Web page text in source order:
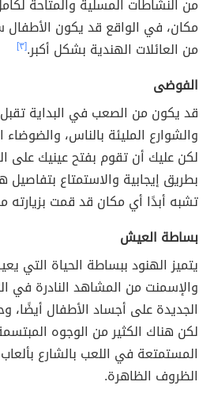
من النشاطات المسلية والمتاحة
مكان، في الواقع قد يكون الأطفال
من العائلات الهندية بشكل أكبر.[٣]
الفوضى
قد يكون من الصعب في البداية تقبل
والشوارع المليئة بالناس،
لكن عليك أن تقوم بفتح عينيك على
بطريق إيجابية والاستمتاع بتفاصيل
تشبه أبدًا أي مكان قد قمت بزيارته
بساطة العيش
يتميز الهنود ببساطة الحياة التي
والإسمنت من المشاهد النادرة في
الجديدة على أجساد الأطفال أيضًا،
لكن هناك الكثير من الوجوه
المستمتعة في اللعب بالشارع
الظروف الظاهرة.